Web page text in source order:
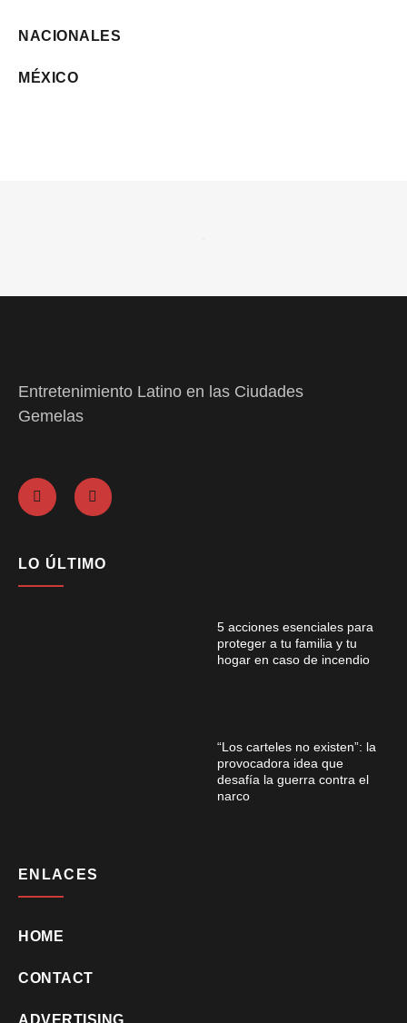
NACIONALES
MÉXICO
Entretenimiento Latino en las Ciudades
Gemelas
LO ÚLTIMO
5 acciones esenciales para
proteger a tu familia y tu
hogar en caso de incendio
“Los carteles no existen”: la
provocadora idea que
desafía la guerra contra el
narco
ENLACES
HOME
CONTACT
ADVERTISING